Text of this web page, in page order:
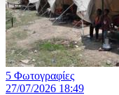
5 Φωτογραφίες
27/07/2026 18:49